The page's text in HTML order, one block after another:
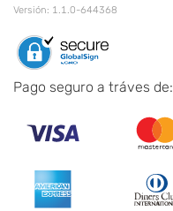
Versión: 1.1.0-644368
Pago seguro a tráves de: